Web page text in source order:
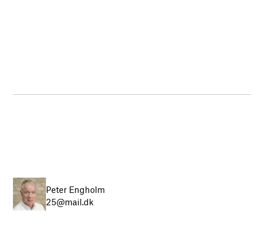
Peter Engholm
25@mail.dk